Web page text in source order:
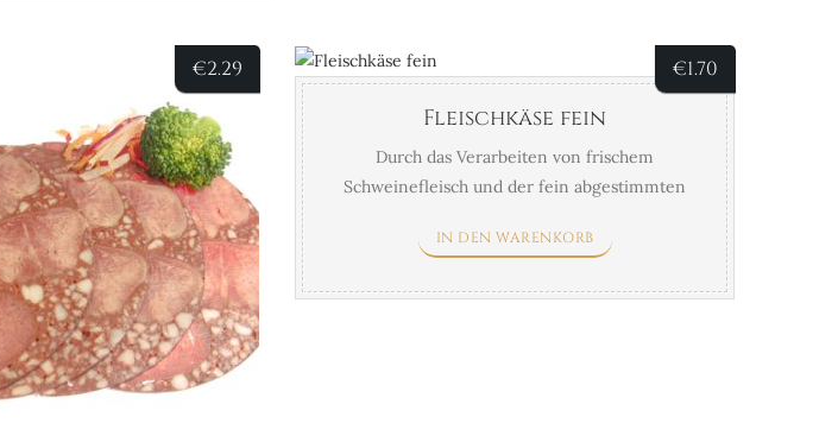
€2.29 €1.70
Fleischkäse fein
Durch das Verarbeiten von frischem
Schweinefleisch und der fein abgestimmten
unverwechselbare Aroma. Die im Anschnitt
erkennen, dass es sich um ein handwerklich
IN DEN WARENKORB